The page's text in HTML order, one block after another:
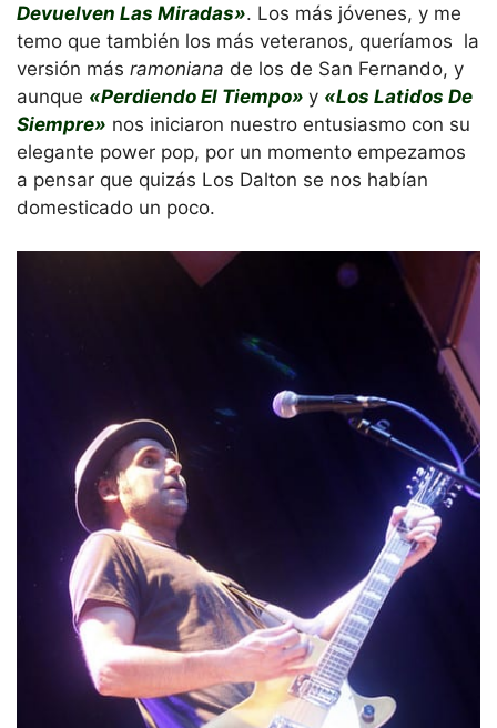
Devuelven Las Miradas». Los más jóvenes, y me
temo que también los más veteranos, queríamos la
versión más ramoniana de los de San Fernando, y
aunque «Perdiendo El Tiempo» y «Los Latidos De
Siempre» nos iniciaron nuestro entusiasmo con su
elegante power pop, por un momento empezamos
a pensar que quizás Los Dalton se nos habían
domesticado un poco.